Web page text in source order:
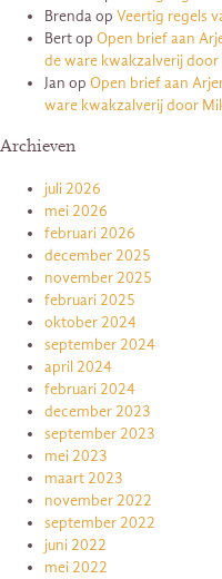
Brendaop Veertig regels
Bertop Open brief aan
de ware kwakzalverij door
Jan op Open brief aan
ware kwakzalverij door
Archieven
juli 2026
mei 2026
februari 2026
december 2025
november 2025
februari 2025
oktober 2024
september 2024
april 2024
februari 2024
december 2023
september 2023
mei 2023
maart 2023
november 2022
september 2022
juni 2022
mei 2022